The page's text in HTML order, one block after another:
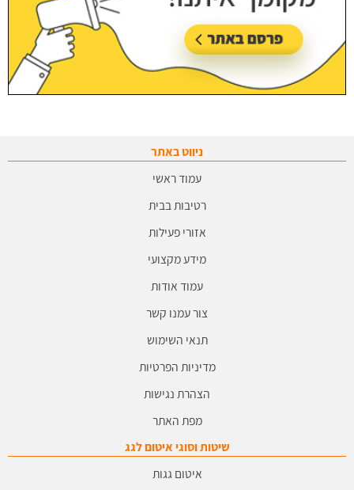
ניווט באתר
עמוד ראשי
רטיבות בבית
אזורי פעילות
מידע מקצועי
עמוד אודות
צור עמנו קשר
תנאי השימוש
מדיניות הפרטיות
הצהרת נגישות
מפת האתר
שיטות וסוגי איטום לגג
איטום גגות